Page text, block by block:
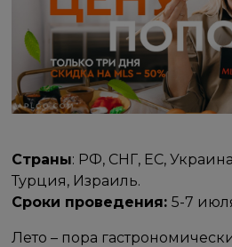
Страны: РФ, СНГ, ЕС,
Турция, Израиль.
Сроки проведения:5-7
Лето – пора